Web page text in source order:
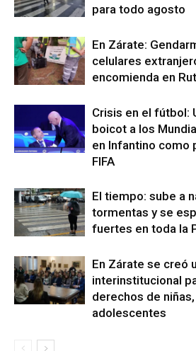
para todo agosto
En Zárate:
celulares
encomienda en
Crisis en el fútbol:
boicot a los
en Infantino como
FIFA
El tiempo: sube a
tormentas y se
fuertes en toda la
En Zárate se creó
interinstitucional
derechos de
adolescentes